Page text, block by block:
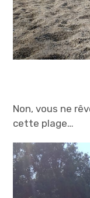
Non, vous ne
cette plage…